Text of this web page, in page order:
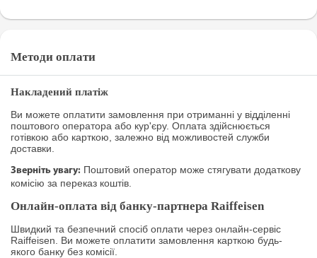
Методи оплати
Накладений платіж
Ви можете оплатити замовлення при отриманні у відділенні
поштового оператора або кур'єру. Оплата здійснюється
готівкою або карткою, залежно від можливостей служби
доставки.
Зверніть увагу: Поштовий оператор може стягувати додаткову
комісію за переказ коштів.
Онлайн-оплата від банку-партнера Raiffeisen
Швидкий та безпечний спосіб оплати через онлайн-сервіс
Raiffeisen. Ви можете оплатити замовлення карткою будь-
якого банку без комісії.